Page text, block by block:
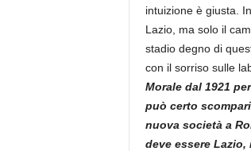
intuizione è giusta.
Lazio, ma solo il
stadio degno di
con il sorriso sulle
Morale dal 1921
può certo
nuova società a
deve essere